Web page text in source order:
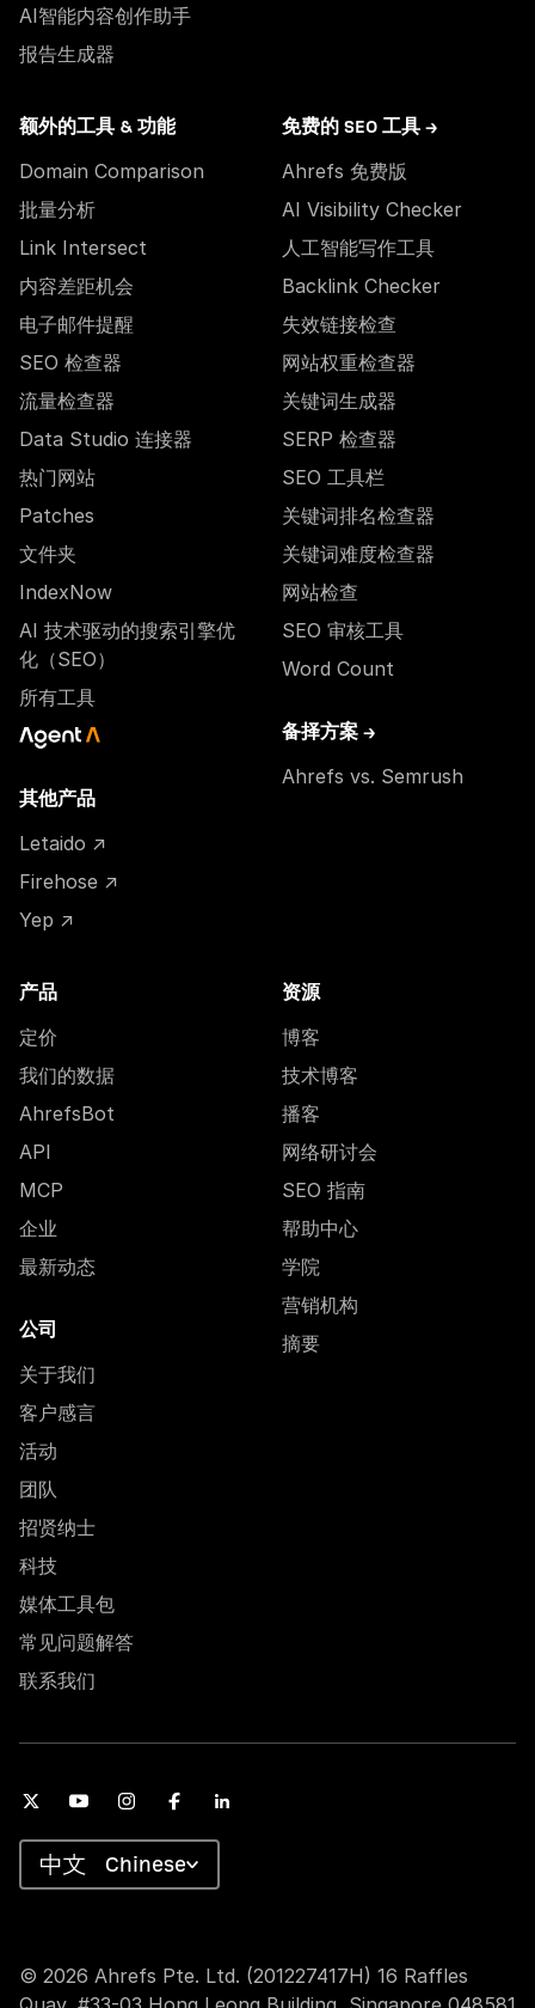
AI智能内容创作助手
报告生成器
额外的工具 & 功能
Domain Comparison
批量分析
Link Intersect
内容差距机会
电子邮件提醒
SEO 检查器
流量检查器
Data Studio 连接器
热门网站
Patches
文件夹
IndexNow
AI 技术驱动的搜索引擎优
化（SEO）
所有工具
其他产品
Letaido ↗
Firehose ↗
Yep ↗
免费的 SEO 工具 →
Ahrefs 免费版
AI Visibility Checker
人工智能写作工具
Backlink Checker
失效链接检查
网站权重检查器
关键词生成器
SERP 检查器
SEO 工具栏
关键词排名检查器
关键词难度检查器
网站检查
SEO 审核工具
Word Count
备择方案 →
Ahrefs vs. Semrush
产品
定价
我们的数据
AhrefsBot
API
MCP
企业
最新动态
公司
关于我们
客户感言
活动
团队
招贤纳士
科技
媒体工具包
常见问题解答
联系我们
资源
博客
技术博客
播客
网络研讨会
SEO 指南
帮助中心
学院
营销机构
摘要
© 2026 Ahrefs Pte. Ltd. (201227417H) 16 Raffles
Chinese